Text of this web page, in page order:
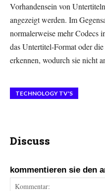
Vorhandensein von
angezeigt werden. Im
normalerweise mehr Codecs
das Untertitel-Format oder
erkennen, wodurch sie nicht
TECHNOLOGY TV'S
Discuss
kommentieren sie den